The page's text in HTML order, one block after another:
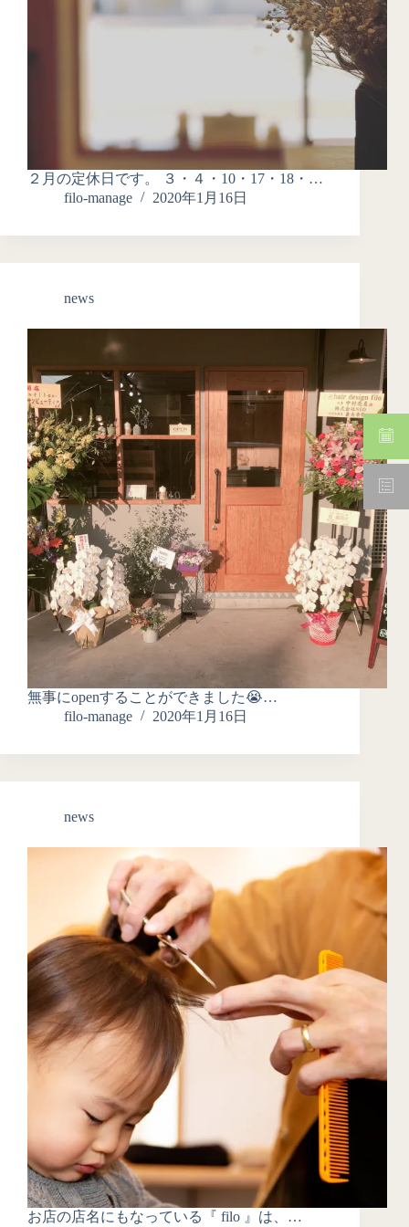
２月の定休日です。 ３・４・10・17・18・…
filo-manage
2020年1月16日
news
無事にopenすることができました😭…
filo-manage
2020年1月16日
news
お店の店名にもなっている『 filo 』は、…